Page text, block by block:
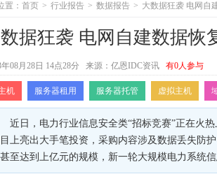
置： 首页 > 行业报告 > 数据报告 > 大数据狂袭 电网自
据狂袭 电网自建数据恢
年08月28日 14点28分 来源：亿恩IDC资讯 有0人参与
机 服务器租用 服务器托管 虚拟主机
近日，电力行业信息安全类“招标竞赛”正在火
上亮出大手笔投资，采购内容涉及数据丢失防
甚至达到上亿元的规模，新一轮大规模电力系统